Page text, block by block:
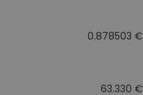
0.878503 €
63.330 €